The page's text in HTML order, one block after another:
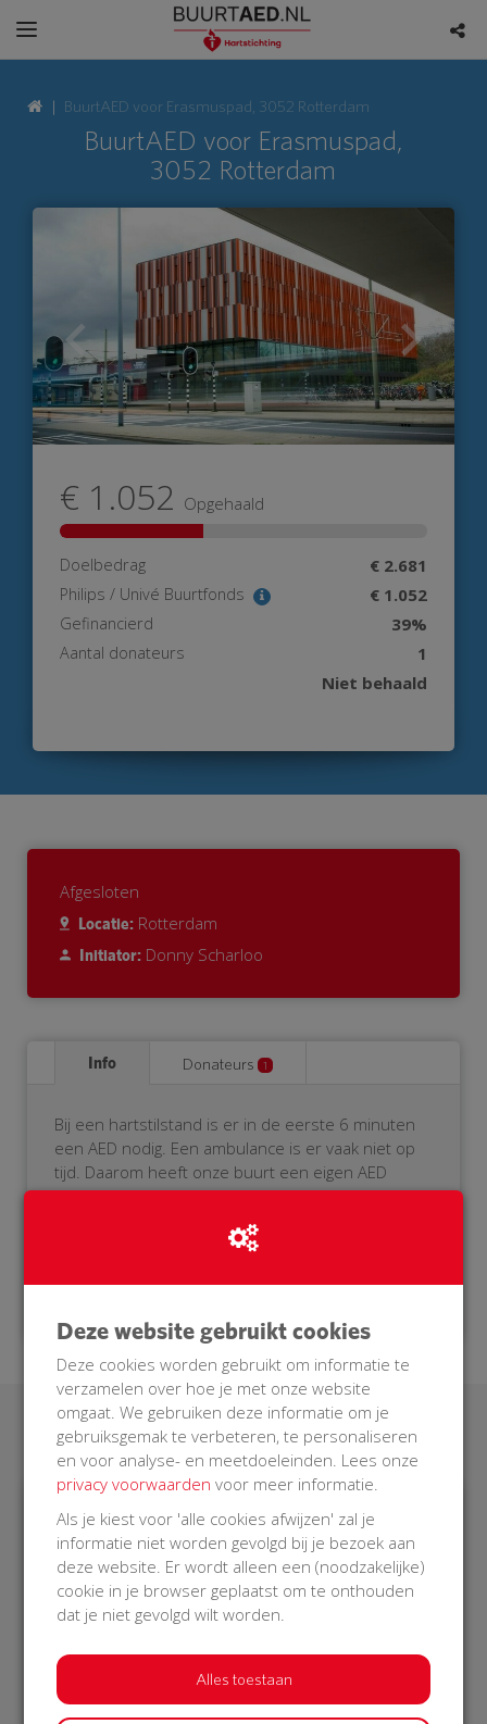
BuurtAED voor Erasmuspad, 3052 Rotterdam
BuurtAED voor Erasmuspad,
3052 Rotterdam
€ 1.052 Opgehaald
Doelbedrag € 2.681
Philips / Univé Buurtfonds € 1.052
Gefinancierd 39%
Aantal donateurs
1
Niet behaald
Afgesloten
Locatie: Rotterdam
Initiator: Donny Scharloo
Info Donateurs 1
Bij een hartstilstand is er in de eerste 6 minuten
een AED nodig. Een ambulance is er vaak niet op
tijd. Daarom heeft onze buurt een eigen AED
nodig. Scholen, sporters,reizigers kunnen er
profeet van hebben. Help je mee? Doneer voor
Laatste donaties
€ 1.052
Philips
21 Oct 2018
Deze website gebruikt cookies
Deze cookies worden gebruikt om informatie te
verzamelen over hoe je met onze website
omgaat. We gebruiken deze informatie om je
gebruiksgemak te verbeteren, te personaliseren
en voor analyse- en meetdoeleinden. Lees onze
privacy voorwaarden voor meer informatie.
Als je kiest voor 'alle cookies afwijzen' zal je
informatie niet worden gevolgd bij je bezoek aan
deze website. Er wordt alleen een (noodzakelijke)
cookie in je browser geplaatst om te onthouden
dat je niet gevolgd wilt worden.
Alles toestaan